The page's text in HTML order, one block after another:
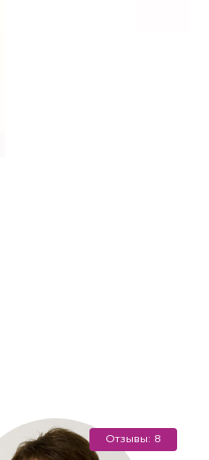
Отзывы: 8
помощь, но
на дом или в офис.